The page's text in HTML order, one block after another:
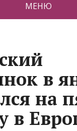
МЕНЮ
в
на
в